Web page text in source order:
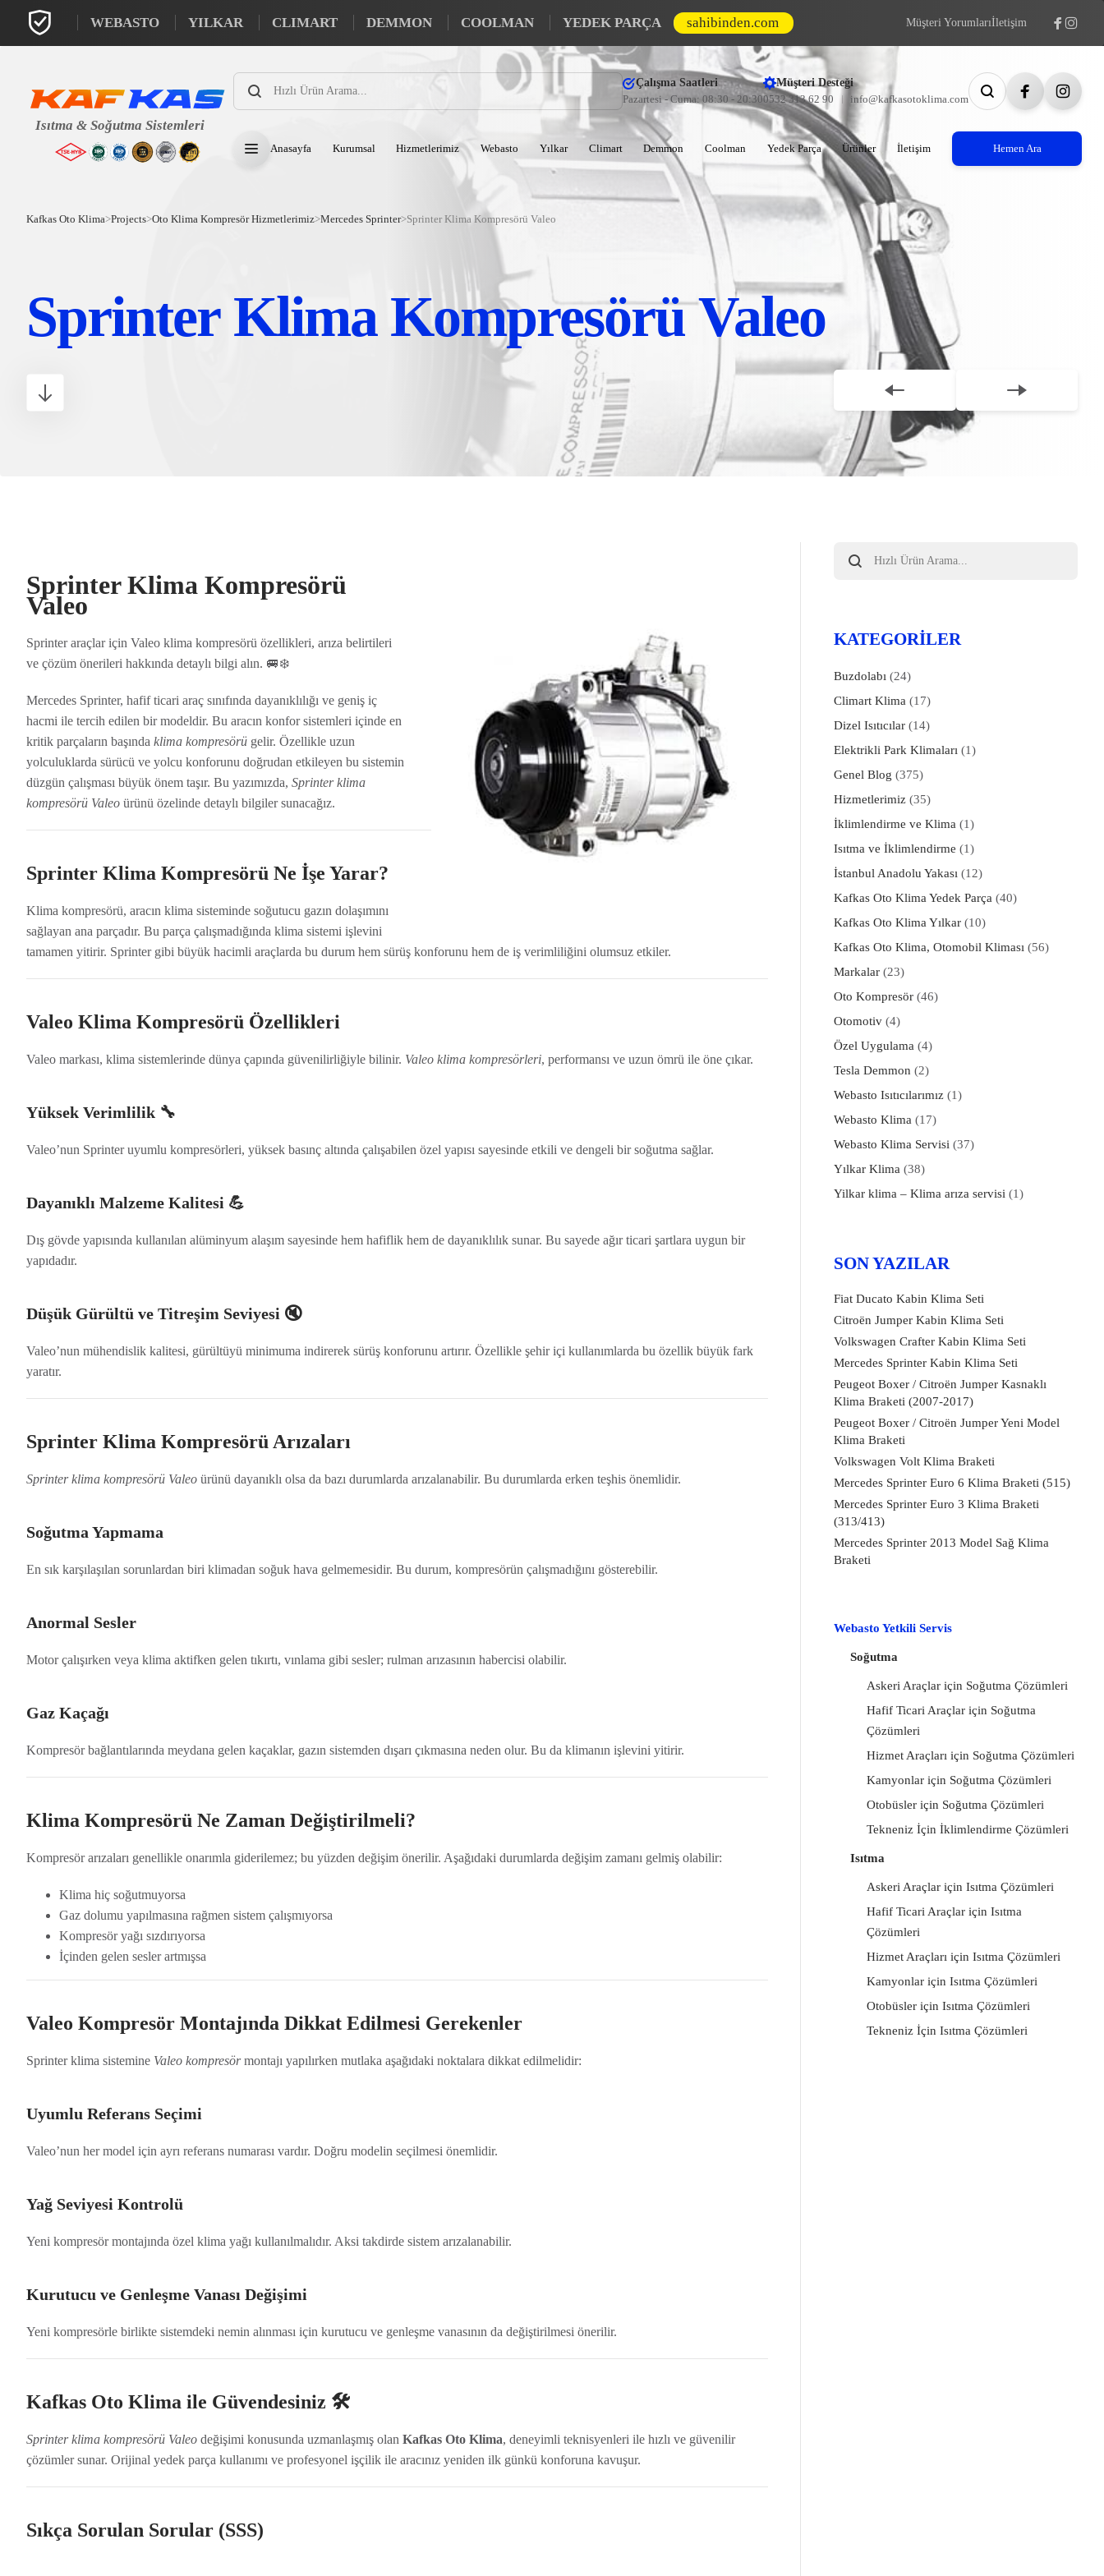
WEBASTO YILKAR CLIMART DEMMON COOLMAN YEDEK PARÇA sahibinden.com Müşteri Yorumlarıİletişim
Products
search
Çalışma Saatleri
Pazartesi - Cuma: 08:30 - 20:30
Müşteri Desteği
0532 313 62 90
info@kafkasotoklima.com
Anasayfa Kurumsal Hizmetlerimiz Webasto Yılkar Climart Demmon Coolman Yedek Parça Ürünler İletişim Hemen Ara
Kafkas Oto Klima>Projects>Oto Klima Kompresör Hizmetlerimiz>Mercedes Sprinter>Sprinter Klima Kompresörü Valeo
Sprinter Klima Kompresörü Valeo
Sprinter Klima Kompresörü
Valeo
Sprinter araçlar için Valeo klima kompresörü özellikleri, arıza belirtileri
ve çözüm önerileri hakkında detaylı bilgi alın. 🚐❄️
Mercedes Sprinter, hafif ticari araç sınıfında dayanıklılığı ve geniş iç
hacmi ile tercih edilen bir modeldir. Bu aracın konfor sistemleri içinde en
kritik parçaların başında klima kompresörü gelir. Özellikle uzun
yolculuklarda sürücü ve yolcu konforunu doğrudan etkileyen bu sistemin
düzgün çalışması büyük önem taşır. Bu yazımızda, Sprinter klima
kompresörü Valeo ürünü özelinde detaylı bilgiler sunacağız.
Sprinter Klima Kompresörü Ne İşe Yarar?
Klima kompresörü, aracın klima sisteminde soğutucu gazın dolaşımını
sağlayan ana parçadır. Bu parça çalışmadığında klima sistemi işlevini
tamamen yitirir. Sprinter gibi büyük hacimli araçlarda bu durum hem sürüş konforunu hem de iş verimliliğini olumsuz etkiler.
Valeo Klima Kompresörü Özellikleri
Valeo markası, klima sistemlerinde dünya çapında güvenilirliğiyle bilinir. Valeo klima kompresörleri, performansı ve uzun ömrü ile öne çıkar.
Yüksek Verimlilik 🔧
Valeo’nun Sprinter uyumlu kompresörleri, yüksek basınç altında çalışabilen özel yapısı sayesinde etkili ve dengeli bir soğutma sağlar.
Dayanıklı Malzeme Kalitesi 💪
Dış gövde yapısında kullanılan alüminyum alaşım sayesinde hem hafiflik hem de dayanıklılık sunar. Bu sayede ağır ticari şartlara uygun bir
yapıdadır.
Düşük Gürültü ve Titreşim Seviyesi 🔇
Valeo’nun mühendislik kalitesi, gürültüyü minimuma indirerek sürüş konforunu artırır. Özellikle şehir içi kullanımlarda bu özellik büyük fark
yaratır.
Sprinter Klima Kompresörü Arızaları
Sprinter klima kompresörü Valeo ürünü dayanıklı olsa da bazı durumlarda arızalanabilir. Bu durumlarda erken teşhis önemlidir.
Soğutma Yapmama
En sık karşılaşılan sorunlardan biri klimadan soğuk hava gelmemesidir. Bu durum, kompresörün çalışmadığını gösterebilir.
Anormal Sesler
Motor çalışırken veya klima aktifken gelen tıkırtı, vınlama gibi sesler; rulman arızasının habercisi olabilir.
Gaz Kaçağı
Kompresör bağlantılarında meydana gelen kaçaklar, gazın sistemden dışarı çıkmasına neden olur. Bu da klimanın işlevini yitirir.
Klima Kompresörü Ne Zaman Değiştirilmeli?
Kompresör arızaları genellikle onarımla giderilemez; bu yüzden değişim önerilir. Aşağıdaki durumlarda değişim zamanı gelmiş olabilir:
Klima hiç soğutmuyorsa
Gaz dolumu yapılmasına rağmen sistem çalışmıyorsa
Kompresör yağı sızdırıyorsa
İçinden gelen sesler artmışsa
Valeo Kompresör Montajında Dikkat Edilmesi Gerekenler
Sprinter klima sistemine Valeo kompresörmontajı yapılırken mutlaka aşağıdaki noktalara dikkat edilmelidir:
Uyumlu Referans Seçimi
Valeo’nun her model için ayrı referans numarası vardır. Doğru modelin seçilmesi önemlidir.
Yağ Seviyesi Kontrolü
Yeni kompresör montajında özel klima yağı kullanılmalıdır. Aksi takdirde sistem arızalanabilir.
Kurutucu ve Genleşme Vanası Değişimi
Yeni kompresörle birlikte sistemdeki nemin alınması için kurutucu ve genleşme vanasının da değiştirilmesi önerilir.
Kafkas Oto Klima ile Güvendesiniz 🛠️
Sprinter klima kompresörü Valeo değişimi konusunda uzmanlaşmış olan Kafkas Oto Klima, deneyimli teknisyenleri ile hızlı ve güvenilir
çözümler sunar. Orijinal yedek parça kullanımı ve profesyonel işçilik ile aracınız yeniden ilk günkü konforuna kavuşur.
Sıkça Sorulan Sorular (SSS)
search
KATEGORILER
Buzdolabı (24)
Climart Klima (17)
Dizel Isıtıcılar (14)
Elektrikli Park Klimaları (1)
Genel Blog (375)
Hizmetlerimiz (35)
İklimlendirme ve Klima (1)
Isıtma ve İklimlendirme (1)
İstanbul Anadolu Yakası (12)
Kafkas Oto Klima Yedek Parça (40)
Kafkas Oto Klima Yılkar (10)
Kafkas Oto Klima, Otomobil Kliması (56)
Markalar (23)
Oto Kompresör (46)
Otomotiv (4)
Özel Uygulama (4)
Tesla Demmon (2)
Webasto Isıtıcılarımız (1)
Webasto Klima (17)
Webasto Klima Servisi (37)
Yılkar Klima (38)
Yilkar klima – Klima arıza servisi (1)
SON YAZILAR
Fiat Ducato Kabin Klima Seti
Citroën Jumper Kabin Klima Seti
Volkswagen Crafter Kabin Klima Seti
Mercedes Sprinter Kabin Klima Seti
Peugeot Boxer / Citroën Jumper Kasnaklı
Klima Braketi (2007-2017)
Peugeot Boxer / Citroën Jumper Yeni Model
Klima Braketi
Volkswagen Volt Klima Braketi
Mercedes Sprinter Euro 6 Klima Braketi (515)
Mercedes Sprinter Euro 3 Klima Braketi
(313/413)
Mercedes Sprinter 2013 Model Sağ Klima
Braketi
Webasto Yetkili Servis
Soğutma
Askeri Araçlar için Soğutma Çözümleri
Hafif Ticari Araçlar için Soğutma
Çözümleri
Hizmet Araçları için Soğutma Çözümleri
Kamyonlar için Soğutma Çözümleri
Otobüsler için Soğutma Çözümleri
Tekneniz İçin İklimlendirme Çözümleri
Isıtma
Askeri Araçlar için Isıtma Çözümleri
Hafif Ticari Araçlar için Isıtma
Çözümleri
Hizmet Araçları için Isıtma Çözümleri
Kamyonlar için Isıtma Çözümleri
Otobüsler için Isıtma Çözümleri
Tekneniz İçin Isıtma Çözümleri